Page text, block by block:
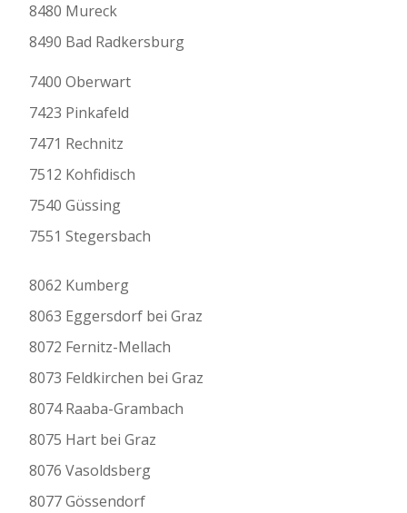
8480 Mureck
8490 Bad Radkersburg
7400 Oberwart
7423 Pinkafeld
7471 Rechnitz
7512 Kohfidisch
7540 Güssing
7551 Stegersbach
8062 Kumberg
8063 Eggersdorf bei Graz
8072 Fernitz-Mellach
8073 Feldkirchen bei Graz
8074 Raaba-Grambach
8075 Hart bei Graz
8076 Vasoldsberg
8077 Gössendorf